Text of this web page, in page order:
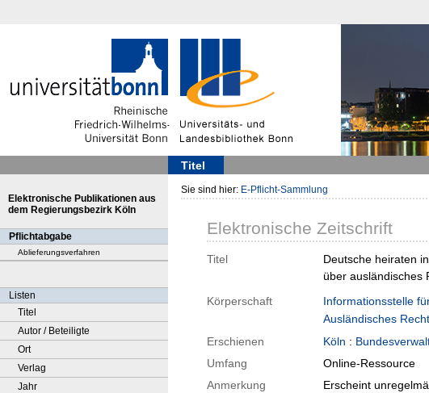
Titel
Elektronische Publikationen aus
dem Regierungsbezirk Köln
Pflichtabgabe
Ablieferungsverfahren
Listen
Titel
Autor / Beteiligte
Ort
Verlag
Jahr
Sie sind hier: E-Pflicht-Sammlung
Elektronische Zeitschrift
Titel
Deutsche heiraten
über ausländisches
Körperschaft
Informationsstelle
Ausländisches Recht
Erschienen
Köln :
Umfang
Online-Ressource
Anmerkung
Erscheint